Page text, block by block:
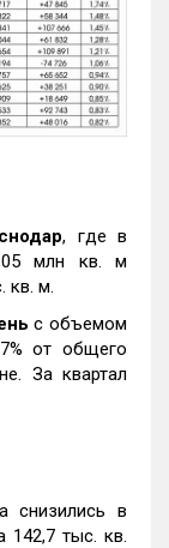
, где в
млн кв. м
кв. м.
с объемом
от общего
За квартал
снизились в
тыс. кв.